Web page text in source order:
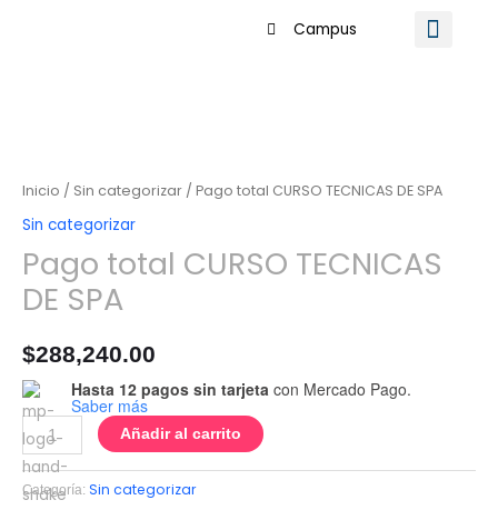
Campus
Inicio / Sin categorizar / Pago total CURSO TECNICAS DE SPA
Sin categorizar
Pago total CURSO TECNICAS
DE SPA
$288,240.00
Hasta 12 pagos sin tarjeta con Mercado Pago.
Saber más
total
CURSO
TECNICAS
SPA
cantidad Añadir al carrito
Categoría: Sin categorizar